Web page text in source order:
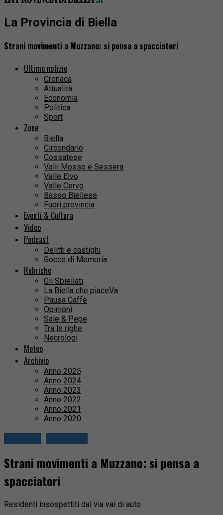
La Provincia di Biella
Strani movimenti a Muzzano: si pensa a spacciatori
Ultime notizie
Cronaca
Attualità
Economia
Politica
Sport
Zone
Biella
Circondario
Cossatese
Valli Mosso e Sessera
Valle Elvo
Valle Cervo
Basso Biellese
Fuori provincia
Eventi & Cultura
Video
Podcast
Delitti e castighi
Gocce di Memoria
Rubriche
Gli Sbiellati
La Biella che piaceVa
Pausa Caffè
Opinioni
Sale & Pepe
Tra le righe
Necrologi
Meteo
Archivio
Anno 2025
Anno 2024
Anno 2023
Anno 2022
Anno 2021
Anno 2020
Strani movimenti a Muzzano: si pensa a
spacciatori
Residenti insospettiti dal via vai di auto